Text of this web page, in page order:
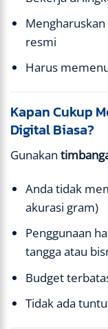
resmi
Harus
Kapan Cukup
Digital Biasa?
Gunakan
Anda tidak
akurasi gram)
Penggunaan
tangga atau
Budget
Tidak ada